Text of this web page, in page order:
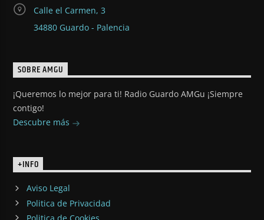
Calle el Carmen, 3
34880 Guardo - Palencia
SOBRE AMGU
¡Queremos lo mejor para ti! Radio Guardo AMGu ¡Siempre
contigo!
Descubre más
+INFO
Aviso Legal
Politica de Privacidad